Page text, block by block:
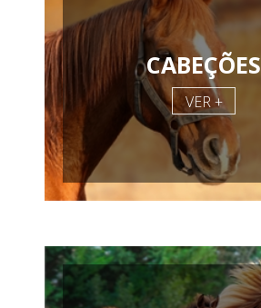
CABEÇÕES
VER +